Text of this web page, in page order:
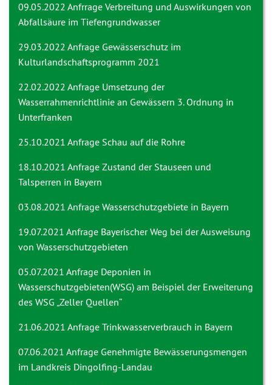
09.05.2022 Anfrrage Verbreitung und Auswirkungen von
Abfallsäure im Tiefengrundwasser
29.03.2022 Anfrage Gewässerschutz im
Kulturlandschaftsprogramm 2021
22.02.2022 Anfrage Umsetzung der
Wasserrahmenrichtlinie an Gewässern 3. Ordnung in
Unterfranken
25.10.2021 Anfrage Schau auf die Rohre
18.10.2021 Anfrage Zustand der Stauseen und
Talsperren in Bayern
03.08.2021 Anfrage Wasserschutzgebiete in Bayern
19.07.2021 Anfrage Bayerischer Weg bei der Ausweisung
von Wasserschutzgebieten
05.07.2021 Anfrage Deponien in
Wasserschutzgebieten(WSG) am Beispiel der Erweiterung
des WSG „Zeller Quellen“
21.06.2021 Anfrage Trinkwasserverbrauch in Bayern
07.06.2021 Anfrage Genehmigte Bewässerungsmengen
im Landkreis Dingolfing-Landau